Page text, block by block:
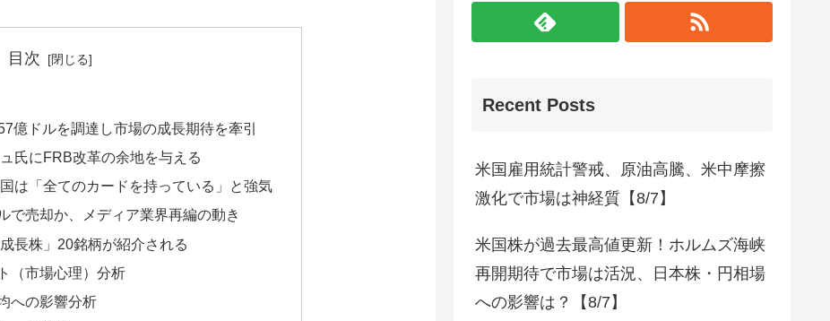
目次
億ドルを調達し市場の成長期待を牽引
氏にFRB改革の余地を与える
は「全てのカードを持っている」と強気
で売却か、メディア業界再編の動き
長株」20銘柄が紹介される
（市場心理）分析
への影響分析
Recent Posts
米国雇用統計警戒、原油高騰、米中摩擦
激化で市場は神経質【8/7】
米国株が過去最高値更新！ホルムズ海峡
再開期待で市場は活況、日本株・円相場
への影響は？【8/7】